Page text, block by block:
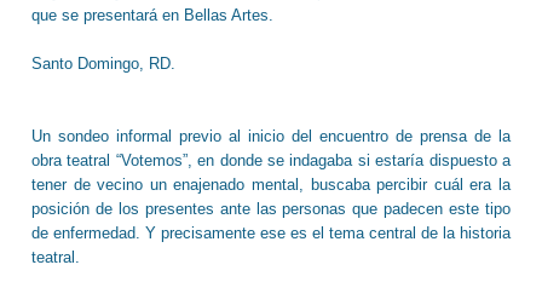
que se presentará en Bellas Artes.
Santo Domingo, RD.
Un sondeo informal previo al inicio del encuentro de prensa de la
obra teatral “Votemos”, en donde se indagaba si estaría dispuesto a
tener de vecino un enajenado mental, buscaba percibir cuál era la
posición de los presentes ante las personas que padecen este tipo
de enfermedad. Y precisamente ese es el tema central de la historia
teatral.